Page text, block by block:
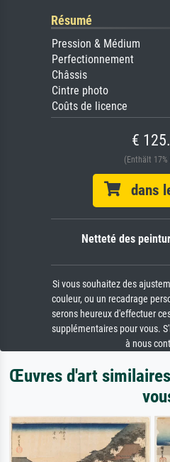
Résumé
Pression & Médium
Perfectionnement
Châssis
Cintre photo
Coûts de licence
€
(Enthält 17%
dans
Netteté des
Si vous souhaitez des
couleur, ou un recadrage
serons heureux d'effectuer
supplémentaires pour vous.
à nous
Œuvres d'art